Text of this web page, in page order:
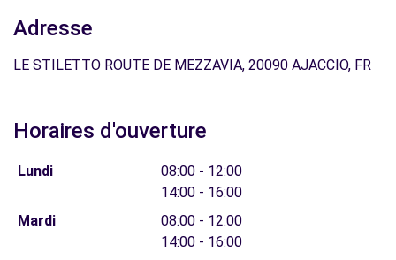
Adresse
LE STILETTO ROUTE DE MEZZAVIA, 20090 AJACCIO, FR
Horaires d'ouverture
Lundi
08:00 - 12:00
14:00 - 16:00
Mardi
08:00 - 12:00
14:00 - 16:00